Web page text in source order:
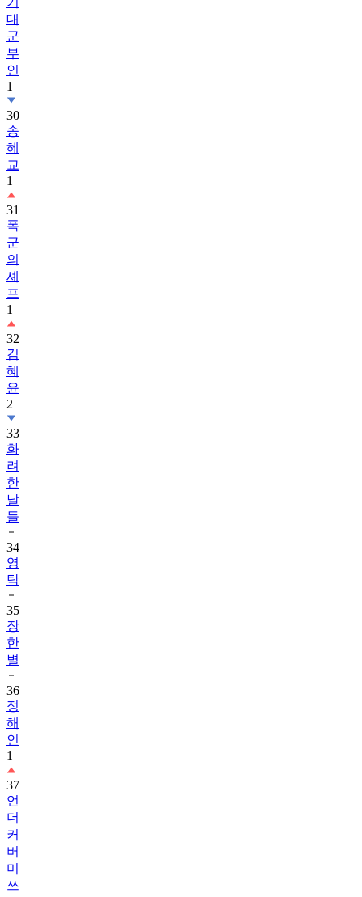
군
부
인
1
30
송
혜
교
1
31
폭
군
의
셰
프
1
32
김
혜
윤
2
33
화
려
한
날
들
34
영
탁
35
장
한
별
36
정
해
인
1
37
언
더
커
버
미
쓰
홍
1